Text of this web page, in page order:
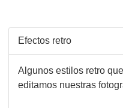
Efectos retro
Algunos estilos retro
editamos nuestras